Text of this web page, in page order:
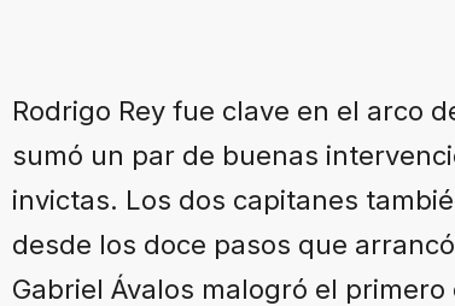
Rodrigo Rey fue clave en el arco
sumó un par de buenas
invictas. Los dos capitanes
desde los doce pasos que
Gabriel Ávalos malogró el